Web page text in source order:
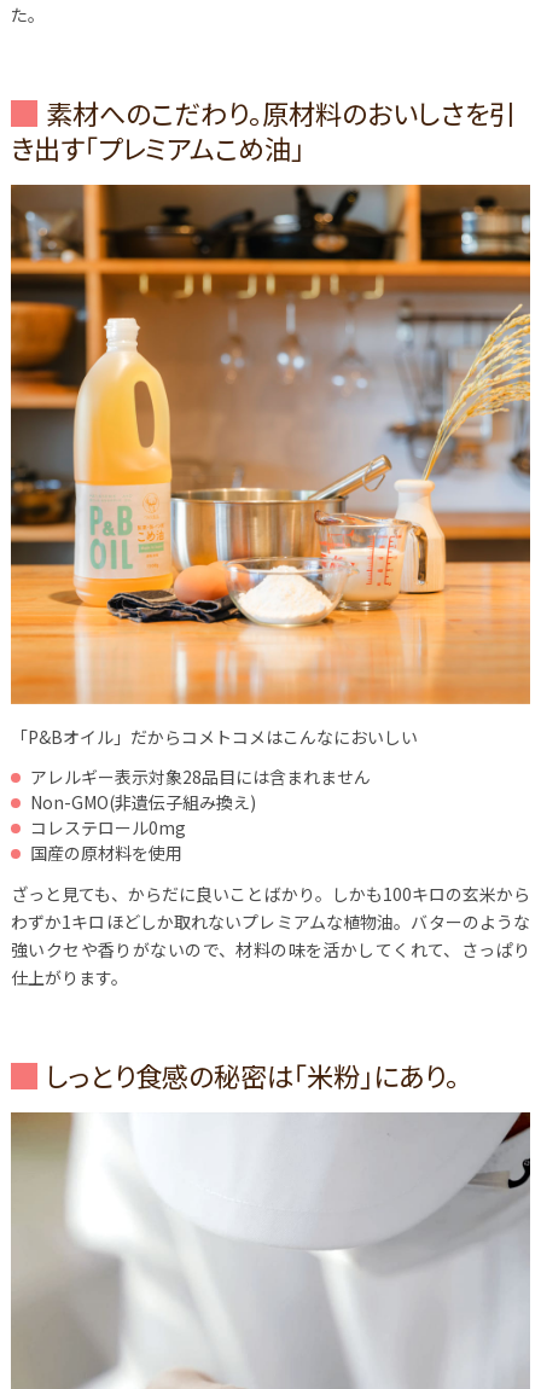
た。
素材へのこだわり。原材料のおいしさを引
き出す「プレミアムこめ油」
「P&Bオイル」だからコメトコメはこんなにおいしい
アレルギー表示対象28品目には含まれません
Non-GMO(非遺伝子組み換え)
コレステロール0mg
国産の原材料を使用
ざっと見ても、からだに良いことばかり。しかも100キロの玄米から
わずか1キロほどしか取れないプレミアムな植物油。バターのような
強いクセや香りがないので、材料の味を活かしてくれて、さっぱり
仕上がります。
しっとり食感の秘密は「米粉」にあり。